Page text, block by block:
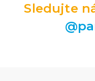
Sledujte